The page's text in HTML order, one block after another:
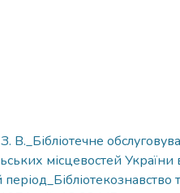
В._Бібліотечне
місцевостей України